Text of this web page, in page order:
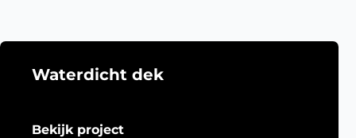
Waterdicht dek
Bekijk project